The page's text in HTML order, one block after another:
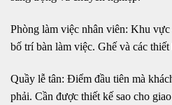
Phòng làm việc nhân viên: Khu
bố trí bàn làm việc. Ghế và các
Quầy lễ tân: Điểm đầu tiên mà
phải. Cần được thiết kế sao cho